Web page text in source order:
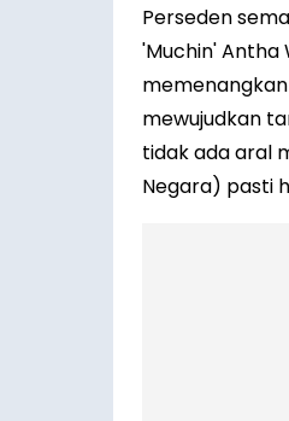
Perseden
'Muchin' Antha
mewujudkan
tidak ada aral
Negara) pasti